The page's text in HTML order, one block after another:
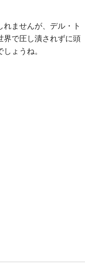
ませんが、デル・ト
界で圧し潰されずに頭
ょうね。